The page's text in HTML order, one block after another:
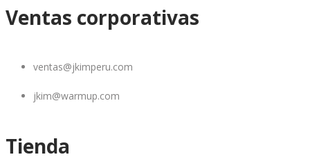
Ventas corporativas
ventas@jkimperu.com
jkim@warmup.com
Tienda